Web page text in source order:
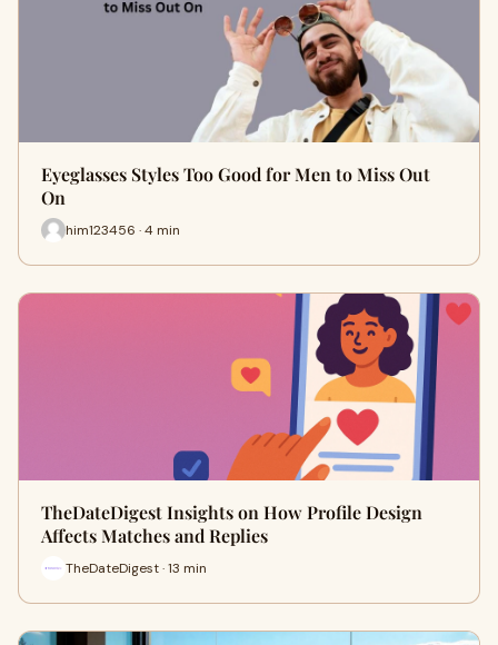
Eyeglasses Styles Too Good for Men to Miss Out
On
him123456 · 4 min
TheDateDigest Insights on How Profile Design
Affects Matches and Replies
TheDateDigest · 13 min